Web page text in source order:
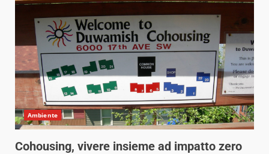
Ambiente
Cohousing, vivere insieme ad impatto zero